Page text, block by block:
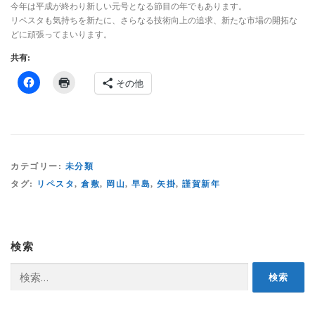
今年は平成が終わり新しい元号となる節目の年でもあります。
リペスタも気持ちを新たに、さらなる技術向上の追求、新たな市場の開拓な
どに頑張ってまいります。
共有:
その他
カテゴリー: 未分類
タグ:
リペスタ, 倉敷, 岡山, 早島, 矢掛, 謹賀新年
検索
索: